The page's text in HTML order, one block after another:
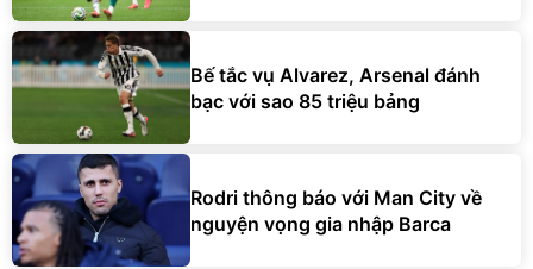
Bế tắc vụ Alvarez, Arsenal đánh
bạc với sao 85 triệu bảng
Rodri thông báo với Man City về
nguyện vọng gia nhập Barca